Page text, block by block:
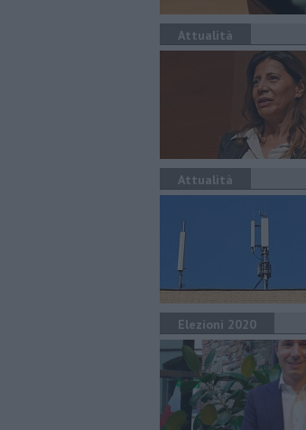
Attualità
Attualità
Elezioni 2020